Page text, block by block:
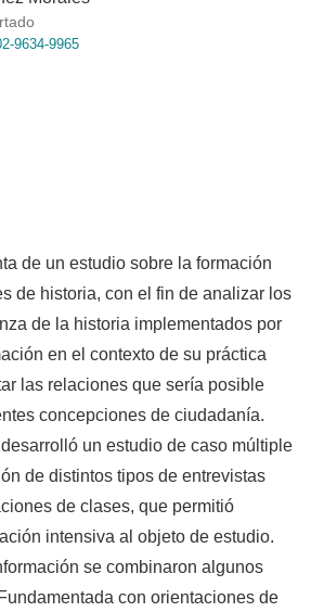
9634-9965
de un estudio sobre la formación
de historia, con el fin de analizar los
de la historia implementados por
en el contexto de su práctica
las relaciones que sería posible
concepciones de ciudadanía.
un estudio de caso múltiple
de distintos tipos de entrevistas
de clases, que permitió
intensiva al objeto de estudio.
se combinaron algunos
con orientaciones de